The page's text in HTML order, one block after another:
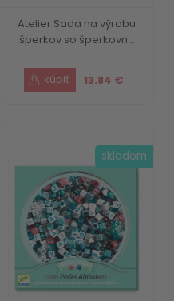
Atelier Sada na výrobu
šperkov so šperkovn...
13.84 €
skladom